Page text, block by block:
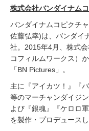
株式会社バンダイナム
バンダイナムコピクチ
佐藤弘幸)は、バンダイ
社。2015年4月、株式
コフィルムワークス）
「BN Pictures」。
主に『アイカツ！』『
等のマーチャンダイジ
よび『銀魂』『ケロロ
を製作・プロデュースし